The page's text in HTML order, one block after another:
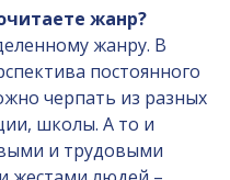
жанр?
жанру. В
постоянного
черпать из разных
школы. А то и
и трудовыми